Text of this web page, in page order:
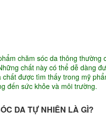
chăm sóc da thông
chất này có thể dễ dàng
được tìm thấy trong mỹ
đến sức khỏe và môi trường.
DA TỰ NHIÊN LÀ GÌ?